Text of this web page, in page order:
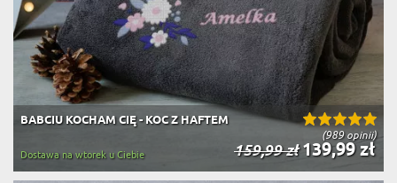
(989 opinii)
BABCIU KOCHAM CIĘ - KOC Z HAFTEM
159,99 zł139,99 zł
Dostawa na wtorek u Ciebie